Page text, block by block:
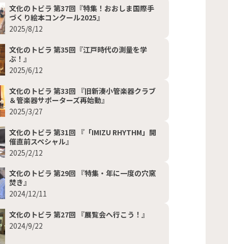
文化のトビラ 第37回『特集！おおしま国際手
づくり絵本コンクール2025』
2025/8/12
文化のトビラ 第35回『江戸時代の測量を学
ぶ！』
2025/6/12
文化のトビラ 第33回 『旧新湊小管楽器クラブ
＆管楽器サポーターズ再始動』
2025/3/27
文化のトビラ 第31回 『「IMIZU RHYTHM」開
催直前スペシャル』
2025/2/12
文化のトビラ 第29回 『特集・年に一度の穴窯
焚き』
2024/12/11
文化のトビラ 第27回 『展覧会へ行こう！』
2024/9/22